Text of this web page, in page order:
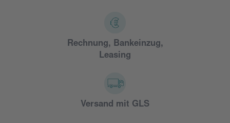
Rechnung, Bankeinzug,
Leasing
Versand mit GLS